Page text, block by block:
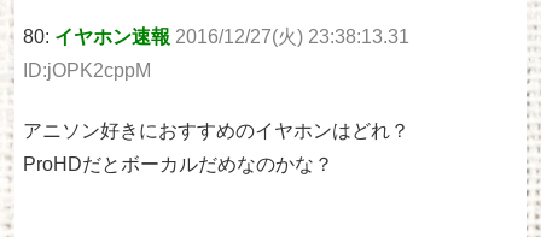
80: イヤホン速報 2016/12/27(火) 23:38:13.31
ID:jOPK2cppM
アニソン好きにおすすめのイヤホンはどれ？
ProHDだとボーカルだめなのかな？